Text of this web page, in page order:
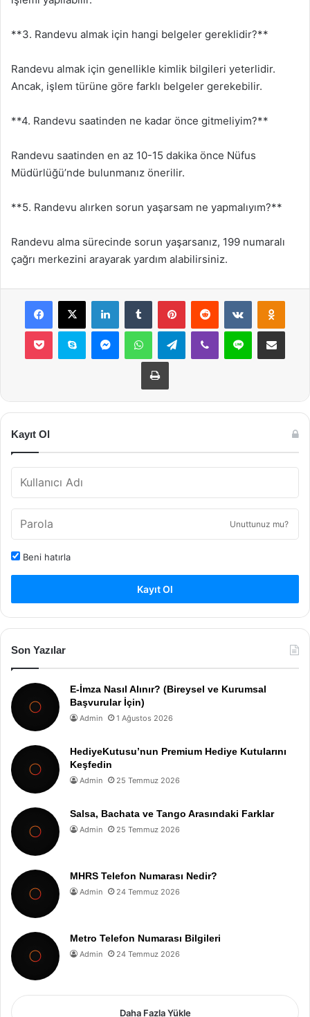
**3. Randevu almak için hangi belgeler gereklidir?**
Randevu almak için genellikle kimlik bilgileri yeterlidir.
Ancak, işlem türüne göre farklı belgeler gerekebilir.
**4. Randevu saatinden ne kadar önce gitmeliyim?**
Randevu saatinden en az 10-15 dakika önce Nüfus
Müdürlüğü’nde bulunmanız önerilir.
**5. Randevu alırken sorun yaşarsam ne yapmalıyım?**
Randevu alma sürecinde sorun yaşarsanız, 199 numaralı
çağrı merkezini arayarak yardım alabilirsiniz.
Facebook
X LinkedInTumblr PinterestReddit VKontakte
Pocket Skype MessengerWhatsAppTelegramViber Line E-Posta ile
Yazdır
Kayıt Ol
Unuttunuz mu?
Beni hatırla
Kayıt Ol
Son Yazılar
E-İmza Nasıl Alınır? (Bireysel ve Kurumsal
Başvurular İçin)
Admin 1 Ağustos 2026
HediyeKutusu’nun Premium Hediye Kutularını
Keşfedin
Admin 25 Temmuz 2026
Salsa, Bachata ve Tango Arasındaki Farklar
Admin 25 Temmuz 2026
MHRS Telefon Numarası Nedir?
Admin 24 Temmuz 2026
Metro Telefon Numarası Bilgileri
Admin 24 Temmuz 2026
Daha Fazla Yükle